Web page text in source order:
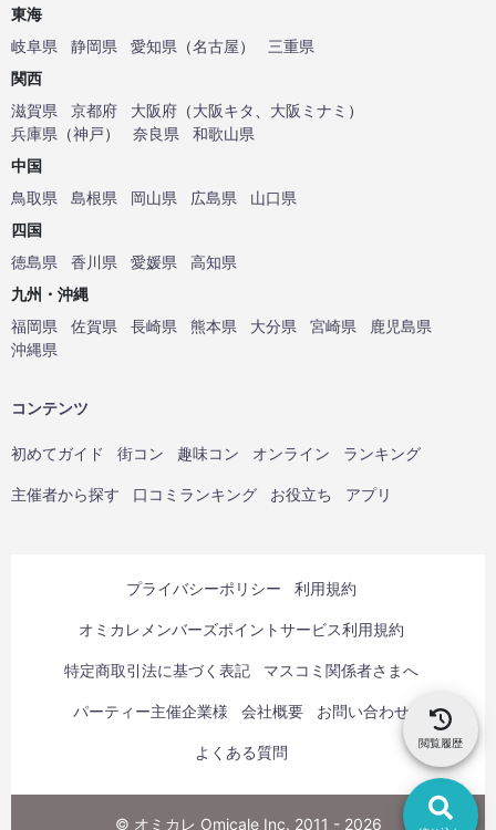
閲覧履歴
東海
岐阜県
静岡県 愛知県 （名古屋）
三重県
関西
滋賀県
京都府 大阪府 （大阪キタ 大阪ミナミ ）
兵庫県 （神戸） 奈良県
和歌山県
中国
鳥取県
島根県 岡山県 広島県
山口県
四国
徳島県
香川県 愛媛県
高知県
九州・沖縄
福岡県
佐賀県 長崎県 熊本県 大分県 宮崎県
鹿児島県
沖縄県
コンテンツ
初めてガイド 街コン 趣味コン オンライン ランキング
主催者から探す 口コミランキング お役立ち アプリ
プライバシーポリシー 利用規約
オミカレメンバーズポイントサービス利用規約
特定商取引法に基づく表記 マスコミ関係者さまへ
パーティー主催企業様 会社概要 お問い合わせ
よくある質問
© オミカレ Omicale Inc. 2011 - 2026